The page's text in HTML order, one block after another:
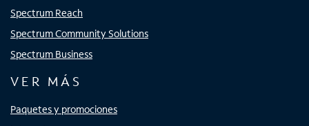
Spectrum Reach
Spectrum Community Solutions
Spectrum Business
VER MÁS
Paquetes y promociones